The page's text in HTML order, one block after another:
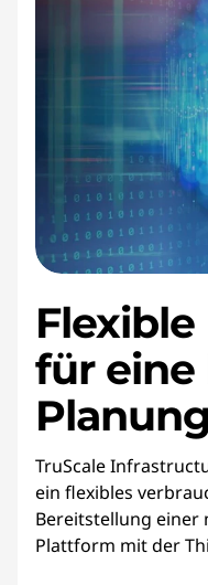
für eine
Planung
TruScale
ein flexibles
Bereitstellung einer
Plattform mit der